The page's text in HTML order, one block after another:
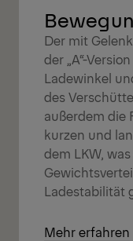
Der mit
der „A“-
Ladewinkel
des
außerdem die
kurzen und
dem LKW,
Ladestabilität
Mehr erfahren